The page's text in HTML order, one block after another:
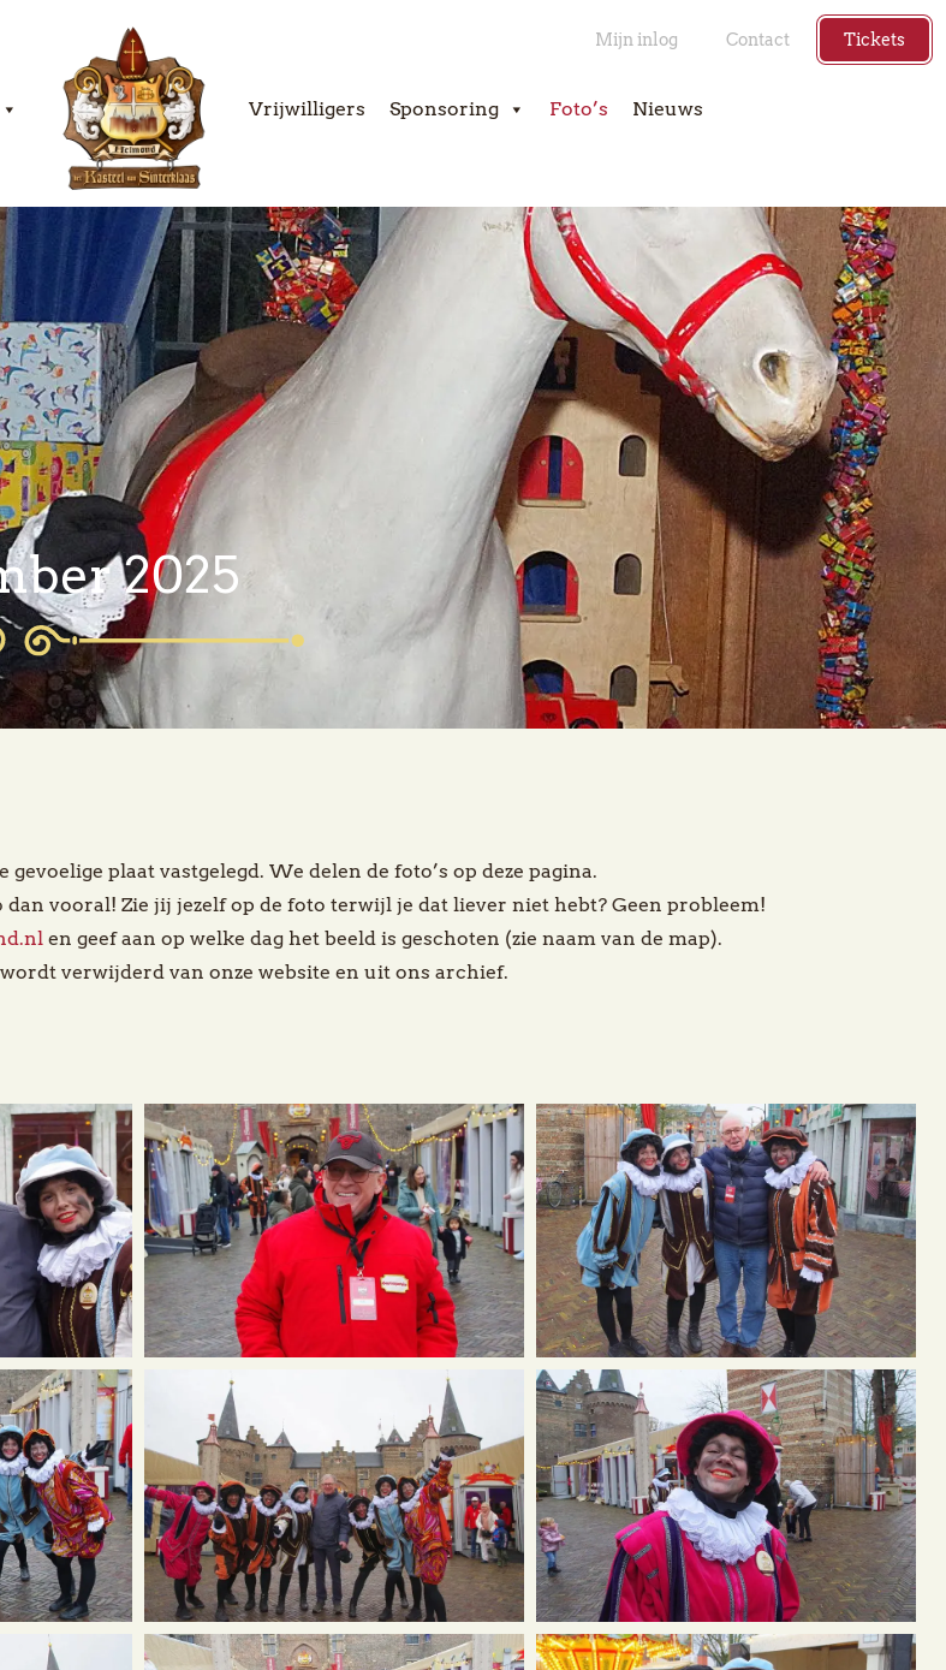
Mijn inlog Contact Tickets
Vrijwilligers Sponsoring Foto’s Nieuws
2025
plaat vastgelegd. We delen de foto’s op deze pagina.
vooral! Zie jij jezelf op de foto terwijl je dat liever niet hebt? Geen probleem!
en geef aan op welke dag het beeld is geschoten (zie naam van de map).
verwijderd van onze website en uit ons archief.